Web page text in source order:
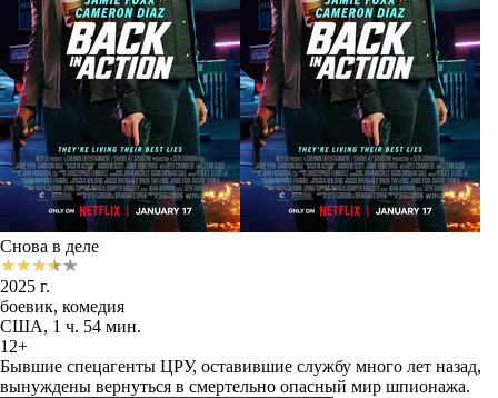
Снова в деле
2025 г.
боевик, комедия
США, 1 ч. 54 мин.
12+
Бывшие спецагенты ЦРУ, оставившие службу много лет назад,
вынуждены вернуться в смертельно опасный мир шпионажа.